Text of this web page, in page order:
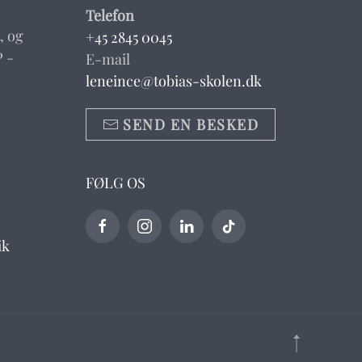
og
-
Telefon
+45 2845 0045
E-mail
leneince@tobias-skolen.dk
SEND EN BESKED
FØLG OS